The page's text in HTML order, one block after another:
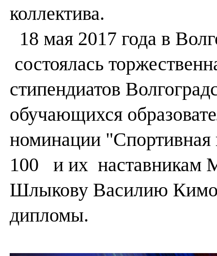
коллектива.
18 мая 2017 года в
состоялась
стипендиатов
обучающихся
номинации
100 и их наставникам
Шлыкову Василию
дипломы.